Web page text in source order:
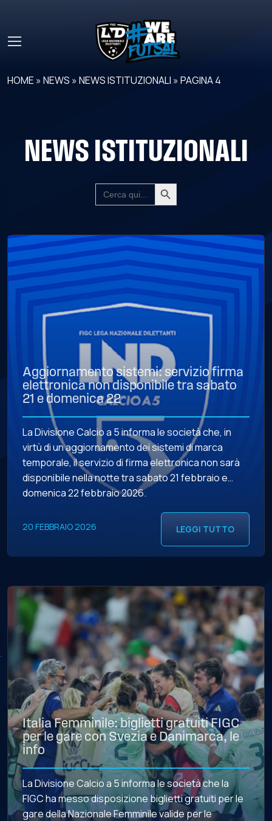
HOME »NEWS »NEWS ISTITUZIONALI »PAGINA 4
NEWS ISTITUZIONALI
SEARCH
FOR:
Search Button
Aggiornamento sistemi: servizio firma
elettronica non disponibile tra sabato
21 e domenica 22
La Divisione Calcio a 5 informa le società che, in
virtù di un aggiornamento dei sistemi di marca
temporale, il servizio di firma elettronica non sarà
disponibile nella notte tra sabato 21 febbraio e
domenica 22 febbraio 2026.
20 FEBBRAIO 2026 LEGGI TUTTO
Italia Femminile: biglietti gratuiti FIGC
per le gare con Svezia e Danimarca, le
info
La Divisione Calcio a 5 informa le società che la
FIGC ha messo disposizione biglietti gratuiti per le
gare della Nazionale Femminile valide per le